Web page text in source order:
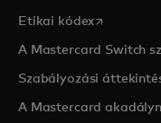
Etikai kódexopens in a
A Mastercard Switch
Szabályozási
A Mastercard